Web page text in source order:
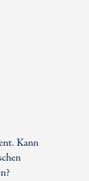
Kann